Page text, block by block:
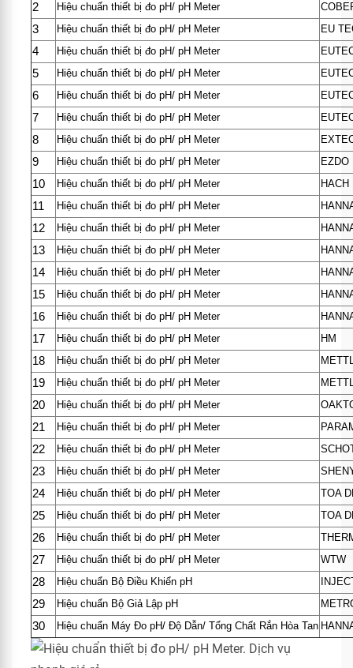
2 Hiệu chuẩn thiết bị đo pH/ pH Meter
3 Hiệu chuẩn thiết bị đo pH/ pH Meter EU
4 Hiệu chuẩn thiết bị đo pH/ pH Meter
5 Hiệu chuẩn thiết bị đo pH/ pH Meter
6 Hiệu chuẩn thiết bị đo pH/ pH Meter
7 Hiệu chuẩn thiết bị đo pH/ pH Meter
8 Hiệu chuẩn thiết bị đo pH/ pH Meter
9 Hiệu chuẩn thiết bị đo pH/ pH Meter EZDO
10 Hiệu chuẩn thiết bị đo pH/ pH Meter HACH
11 Hiệu chuẩn thiết bị đo pH/ pH Meter
12 Hiệu chuẩn thiết bị đo pH/ pH Meter
13 Hiệu chuẩn thiết bị đo pH/ pH Meter
14 Hiệu chuẩn thiết bị đo pH/ pH Meter
15 Hiệu chuẩn thiết bị đo pH/ pH Meter
16 Hiệu chuẩn thiết bị đo pH/ pH Meter
17 Hiệu chuẩn thiết bị đo pH/ pH Meter HM
18 Hiệu chuẩn thiết bị đo pH/ pH Meter
19 Hiệu chuẩn thiết bị đo pH/ pH Meter
20 Hiệu chuẩn thiết bị đo pH/ pH Meter
21 Hiệu chuẩn thiết bị đo pH/ pH Meter
22 Hiệu chuẩn thiết bị đo pH/ pH Meter
23 Hiệu chuẩn thiết bị đo pH/ pH Meter
24 Hiệu chuẩn thiết bị đo pH/ pH Meter TOA
25 Hiệu chuẩn thiết bị đo pH/ pH Meter TOA
26 Hiệu chuẩn thiết bị đo pH/ pH Meter
27 Hiệu chuẩn thiết bị đo pH/ pH Meter WTW
28 Hiệu chuẩn Bộ Điều Khiển pH
29 Hiệu chuẩn Bộ Giả Lập pH
30 Hiệu chuẩn Máy Đo pH/ Độ Dẫn/ Tổng Chất Rắn Hòa Tan